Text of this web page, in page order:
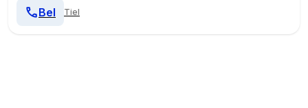
Tiel
Bel